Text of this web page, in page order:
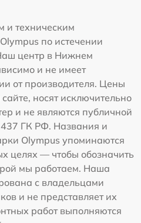
и техническим
по истечении
центр в Нижнем
и не имеет
от производителя. Цены
носят исключительно
и не являются публичной
437 ГК РФ. Названия и
Olympus упоминаются
целях — чтобы обозначить
мы работаем. Наша
с владельцами
и не представляет их
работ выполняются